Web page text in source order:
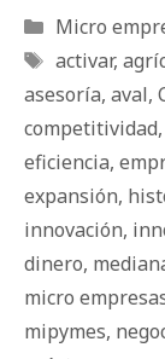
Categorías
Micro
Etiquetas
activar,
asesoría, aval,
competitividad,
eficiencia,
expansión,
innovación,
dinero,
micro
mipymes,